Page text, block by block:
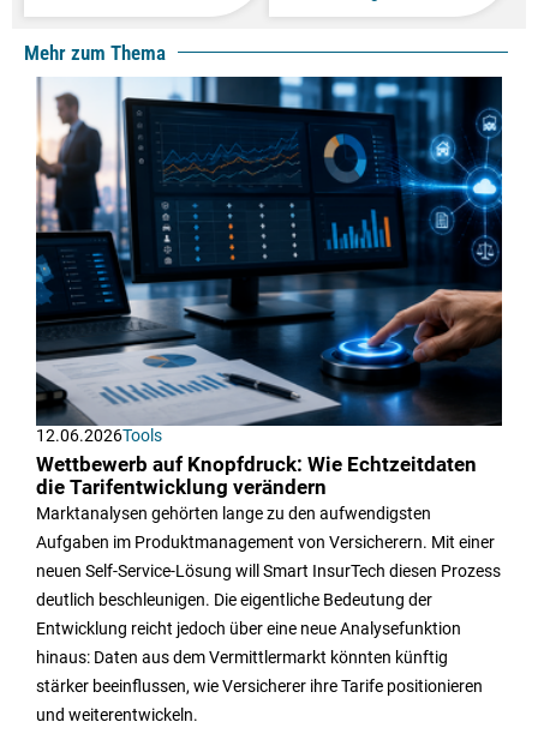
Mehr zum Thema
12.06.2026Tools
Wettbewerb auf Knopfdruck: Wie Echtzeitdaten
die Tarifentwicklung verändern
Marktanalysen gehörten lange zu den aufwendigsten
Aufgaben im Produktmanagement von Versicherern. Mit einer
neuen Self-Service-Lösung will Smart InsurTech diesen Prozess
deutlich beschleunigen. Die eigentliche Bedeutung der
Entwicklung reicht jedoch über eine neue Analysefunktion
hinaus: Daten aus dem Vermittlermarkt könnten künftig
stärker beeinflussen, wie Versicherer ihre Tarife positionieren
und weiterentwickeln.